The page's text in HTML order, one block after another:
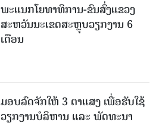
ພະແນກໂຍທາທິການ-ຂົນສົ່ງແຂວງ
ສະຫວັນນະເຂດສະຫຼຸບວຽກງານ 6
ເດືອນ
ມອບລົດຈັກໃຫ້ 3 ຕາແສງ ເພື່ອຮັບໃຊ້
ວຽກງານບໍລິຫານ ແລະ ພັດທະນາ